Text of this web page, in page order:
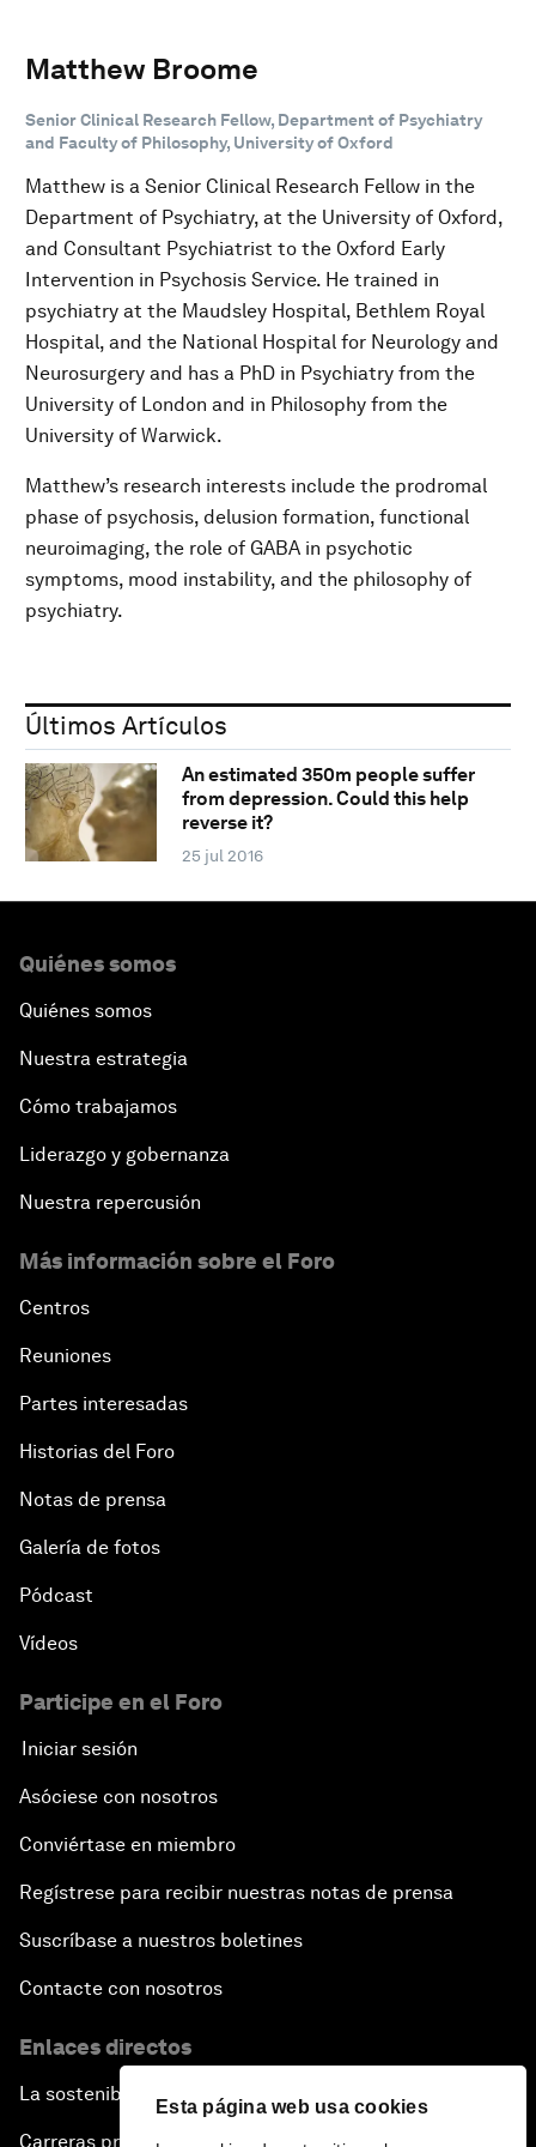
Esta página web usa cookies
Matthew Broome
Senior Clinical Research Fellow, Department of Psychiatry
and Faculty of Philosophy, University of Oxford
Matthew is a Senior Clinical Research Fellow in the
Department of Psychiatry, at the University of Oxford,
and Consultant Psychiatrist to the Oxford Early
Intervention in Psychosis Service. He trained in
psychiatry at the Maudsley Hospital, Bethlem Royal
Hospital, and the National Hospital for Neurology and
Neurosurgery and has a PhD in Psychiatry from the
University of London and in Philosophy from the
University of Warwick.
Matthew’s research interests include the prodromal
phase of psychosis, delusion formation, functional
neuroimaging, the role of GABA in psychotic
symptoms, mood instability, and the philosophy of
psychiatry.
Últimos Artículos
An estimated 350m people suffer
from depression. Could this help
reverse it?
25 jul 2016
Quiénes somos
Quiénes somos
Nuestra estrategia
Cómo trabajamos
Liderazgo y gobernanza
Nuestra repercusión
Más información sobre el Foro
Centros
Reuniones
Partes interesadas
Historias del Foro
Notas de prensa
Galería de fotos
Pódcast
Vídeos
Participe en el Foro
Iniciar sesión
Asóciese con nosotros
Conviértase en miembro
Regístrese para recibir nuestras notas de prensa
Suscríbase a nuestros boletines
Contacte con nosotros
Enlaces directos
La sostenibilidad en el Foro
Carreras profesionales